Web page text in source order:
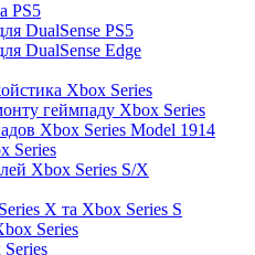
PS5
DualSense PS5
DualSense Edge
Xbox Series
геймпаду Xbox Series
Xbox Series Model 1914
Series
Xbox Series S/X
X та Xbox Series S
Series